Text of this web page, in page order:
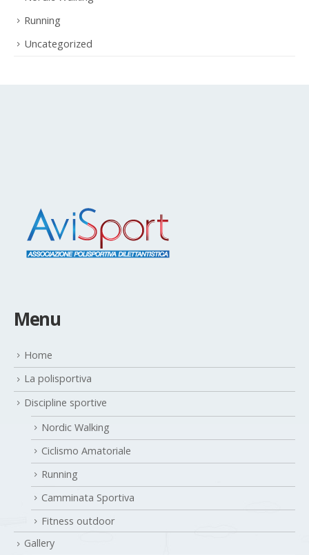
Running
Uncategorized
Menu
Home
La polisportiva
Discipline sportive
Nordic Walking
Ciclismo Amatoriale
Running
Camminata Sportiva
Fitness outdoor
Gallery